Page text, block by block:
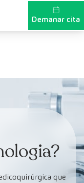
Demanar cita
que